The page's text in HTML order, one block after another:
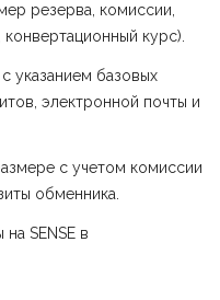
резерва, комиссии,
курс).
указанием базовых
электронной почты и
с учетом комиссии
обменника.
SENSE в